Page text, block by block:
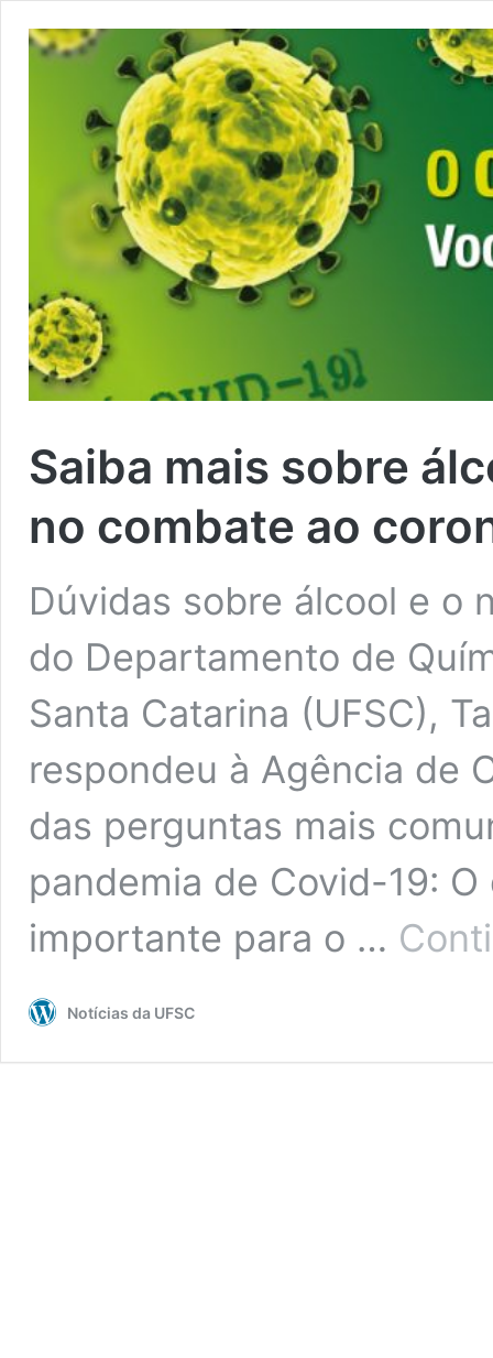
Saiba mais sobre
no combate ao
Dúvidas sobre álcool e o
do Departamento de
Santa Catarina (UFSC),
respondeu à Agência de
das perguntas mais
pandemia de Covid-19:
importante para o …
Notícias da UFSC